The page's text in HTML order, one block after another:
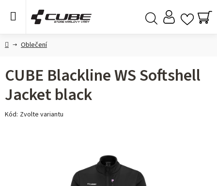
DomůOblečení
CUBE Blackline WS Softshell
Jacket black
Kód: Zvolte variantu